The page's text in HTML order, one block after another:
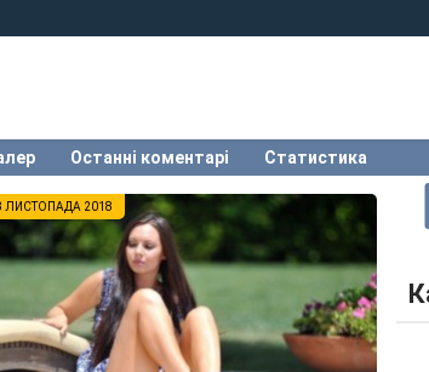
Останні коментарі Статистика
ЛИСТОПАДА 2018